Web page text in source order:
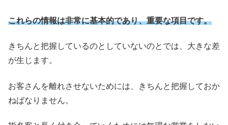
これらの情報は非常に基本的であり、重要な項目です。
きちんと把握しているのとしていないのとでは、大きな差
が生じます。
お客さんを離れさせないためには、きちんと把握しておか
ねばなりません。